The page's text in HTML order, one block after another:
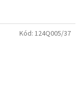
Kód: 124Q005/37